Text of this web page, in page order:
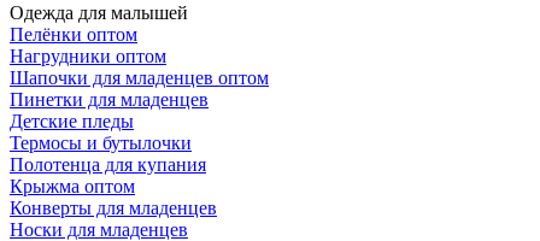
Одежда для малышей
Пелёнки оптом
Нагрудники оптом
Шапочки для младенцев оптом
Пинетки для младенцев
Детские пледы
Термосы и бутылочки
Полотенца для купания
Крыжма оптом
Конверты для младенцев
Носки для младенцев